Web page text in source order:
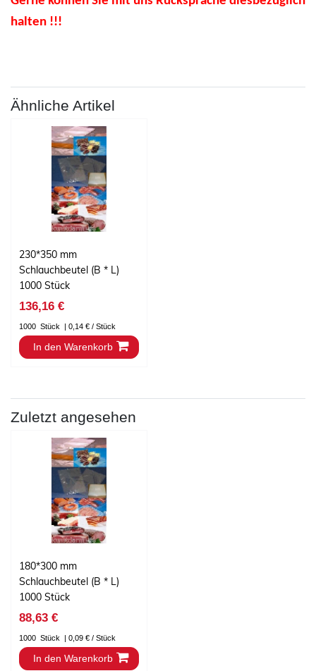
halten !!!
Ähnliche Artikel
230*350 mm
Schlauchbeutel (B * L)
1000 Stück
136,16 €
1000 Stück | 0,14 € / Stück
In den Warenkorb
Zuletzt angesehen
180*300 mm
Schlauchbeutel (B * L)
1000 Stück
88,63 €
1000 Stück | 0,09 € / Stück
In den Warenkorb